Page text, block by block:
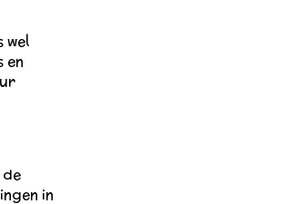
wel
en
de
in